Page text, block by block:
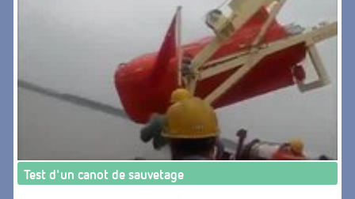
Test d'un canot de sauvetage